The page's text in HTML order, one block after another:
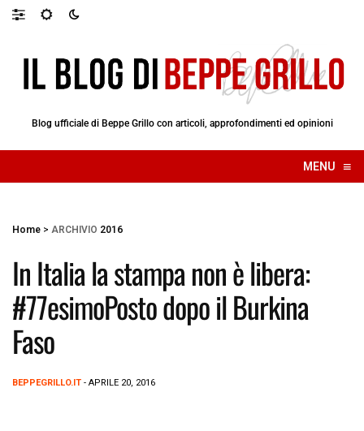
Blog ufficiale di Beppe Grillo con articoli, approfondimenti ed opinioni
MENU ≡
☰
Home > ARCHIVIO 2016
In Italia la stampa non è libera:
#77esimoPosto dopo il Burkina
Faso
BEPPEGRILLO.IT - APRILE 20, 2016